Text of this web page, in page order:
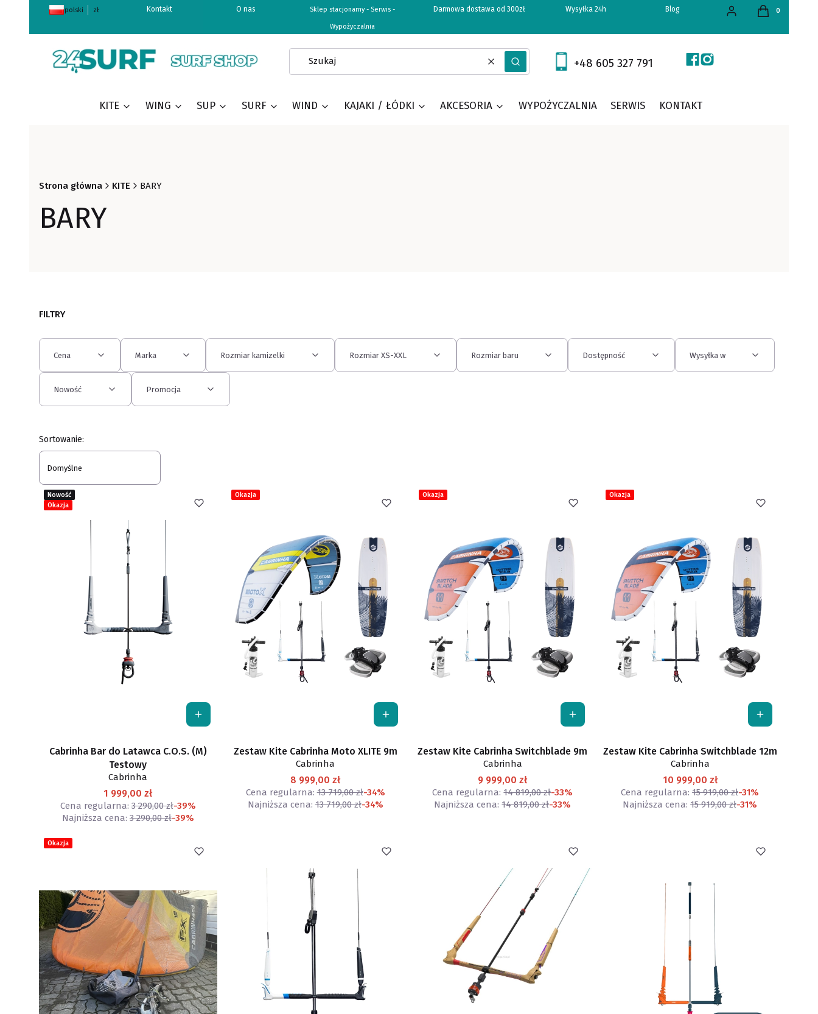
polski zł Kontakt O nas Sklep stacjonarny - Serwis -
Wypożyczalnia
Darmowa dostawa od 300zł Wysyłka 24h Blog Zaloguj sięProdukty w
Koszyk
WyczyśćSzukaj +48 605 327 791
KITE WING SUP SURF WIND KAJAKI / ŁÓDKI AKCESORIA WYPOŻYCZALNIA SERWIS KONTAKT
Strona główna KITE BARY
BARY
FILTRY
Cena Marka Rozmiar kamizelki Rozmiar XS-XXL Rozmiar baru Dostępność Wysyłka w
Nowość Promocja
Lista produktów
Sortowanie:
Domyślne
Okazja
Nowość
Cabrinha Bar do Latawca C.O.S. (M)
Testowy
Cabrinha
1 999,00 zł
Cena regularna: 3 290,00 zł-39%
Najniższa cena: 3 290,00 zł-39%
Okazja
Zestaw Kite Cabrinha Moto XLITE 9m
Cabrinha
8 999,00 zł
Cena regularna: 13 719,00 zł-34%
Najniższa cena: 13 719,00 zł-34%
Okazja
Zestaw Kite Cabrinha Switchblade 9m
Cabrinha
9 999,00 zł
Cena regularna: 14 819,00 zł-33%
Najniższa cena: 14 819,00 zł-33%
Okazja
Zestaw Kite Cabrinha Switchblade 12m
Cabrinha
10 999,00 zł
Cena regularna: 15 919,00 zł-31%
Najniższa cena: 15 919,00 zł-31%
Okazja